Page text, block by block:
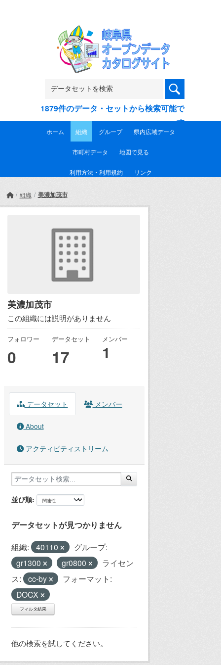
1879件のデータ・セットから検索可能で
す
ホーム 組織 グループ 県内広域データ
市町村データ 地図で見る
利用方法・利用規約 リンク
組織 美濃加茂市
美濃加茂市
この組織には説明がありません
フォロワー
0
データセット
17
メンバー
1
データセット メンバー
About
アクティビティストリーム
並び順
データセットが見つかりません
組織: 40110
グループ:
gr1300
gr0800
ライセン
ス:
cc-by
フォーマット:
DOCX
フィルタ結果
他の検索を試してください。